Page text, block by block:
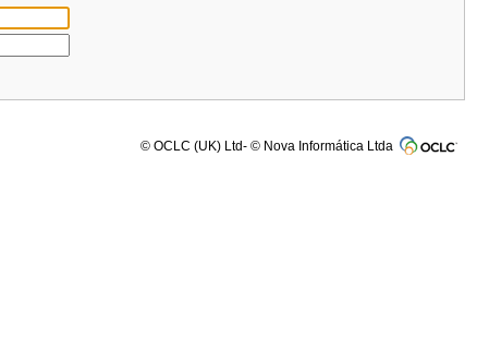
© OCLC (UK) Ltd- © Nova Informática Ltda